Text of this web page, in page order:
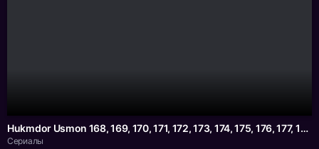
Hukmdor Usmon 168, 169, 170, 171, 172, 173, 174, 175, 176, 177, 178 Qism Uzbek tilida Turk serial
Сериалы